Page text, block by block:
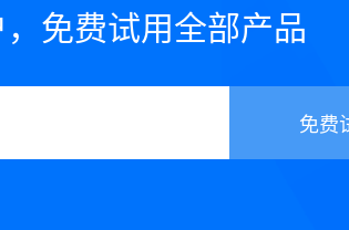
免费试用全部产品